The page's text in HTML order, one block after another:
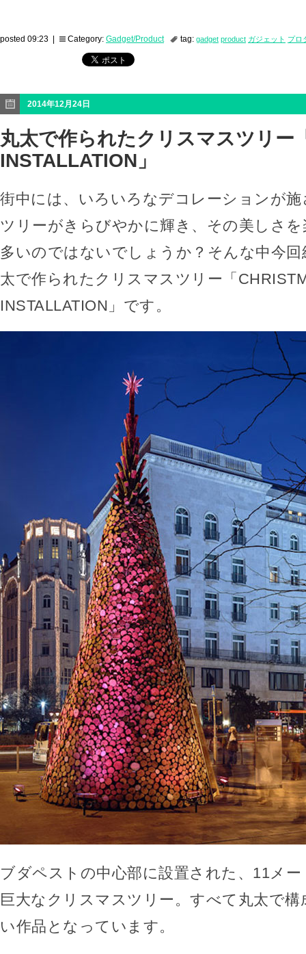
posted 09:23 | Category: Gadget/Product tag: gadget product ガジェット プロ
2014年12月24日
丸太で作られたクリスマスツリー
INSTALLATION」
街中には、いろいろなデコレーションが
ツリーがきらびやかに輝き、その美しさ
多いのではないでしょうか？そんな中今
太で作られたクリスマスツリー「
INSTALLATION」です。
ブダペストの中心部に設置された、11メ
巨大なクリスマスツリー。すべて丸太で
い作品となっています。